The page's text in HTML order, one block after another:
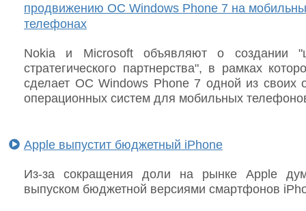
продвижению ОС Windows Phone 7 на
телефонах
Nokia и Microsoft объявляют о создании
стратегического партнерства", в рамках
сделает ОС Windows Phone 7 одной из своих
операционных систем для мобильных
Apple выпустит бюджетный iPhone
Из-за сокращения доли на рынке Apple
выпуском бюджетной версиями смартфонов